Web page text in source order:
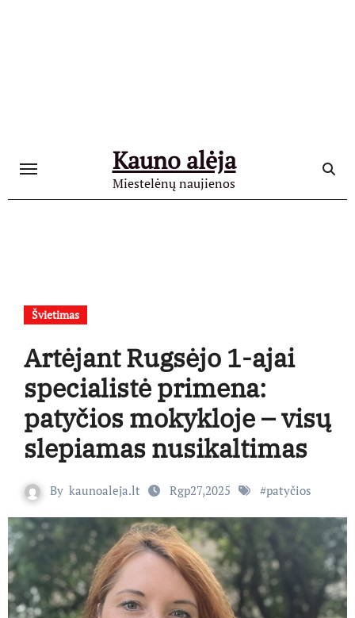
Kauno alėja
Miestelėnų naujienos
Švietimas
Artėjant Rugsėjo 1-ajai
specialistė primena:
patyčios mokykloje – visų
slepiamas nusikaltimas
By kaunoaleja.lt Rgp27,2025 #patyčios